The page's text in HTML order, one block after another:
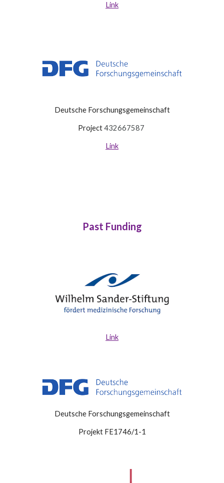
Link
Deutsche Forschungsgemeinschaft
Project432667587
Link
Past Funding
Link
Deutsche Forschungsgemeinschaft
Projekt FE1746/1-1